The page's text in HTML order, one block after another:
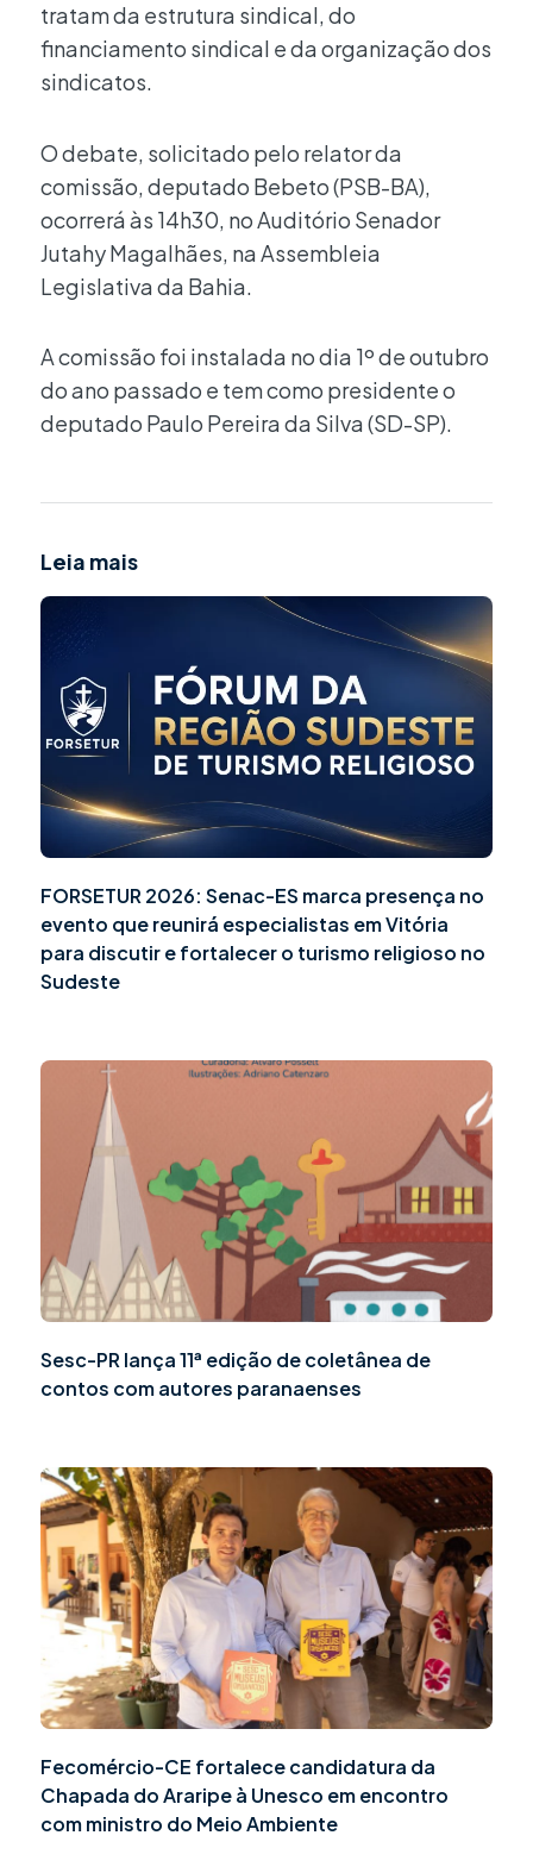
tratam da estrutura sindical, do
financiamento sindical e da organização dos
sindicatos.
O debate, solicitado pelo relator da
comissão, deputado Bebeto (PSB-BA),
ocorrerá às 14h30, no Auditório Senador
Jutahy Magalhães, na Assembleia
Legislativa da Bahia.
A comissão foi instalada no dia 1º de outubro
do ano passado e tem como presidente o
deputado Paulo Pereira da Silva (SD-SP).
Leia mais
FORSETUR 2026: Senac-ES marca presença no
evento que reunirá especialistas em Vitória
para discutir e fortalecer o turismo religioso no
Sudeste
Sesc-PR lança 11ª edição de coletânea de
contos com autores paranaenses
Fecomércio-CE fortalece candidatura da
Chapada do Araripe à Unesco em encontro
com ministro do Meio Ambiente